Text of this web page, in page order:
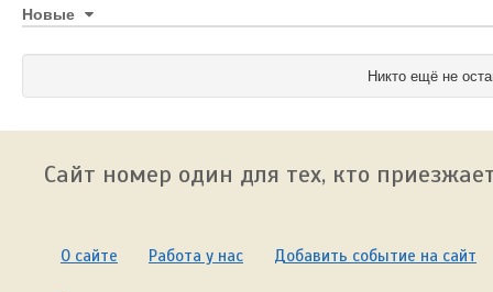
Новые
Никто ещё не
Сайт номер один для тех, кто
О сайте Работа у нас Добавить событие на сайт